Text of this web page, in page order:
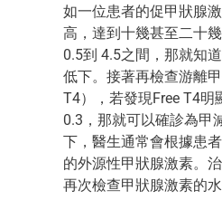
如一位患者的促甲狀腺
高，達到十幾甚至二十
0.5到 4.5之間，那就知
低下。接著再檢查游離
T4），若發現Free T4明
0.3，那就可以確診為甲
下，醫生通常會根據患
的外源性甲狀腺激素。
再次檢查甲狀腺激素的水